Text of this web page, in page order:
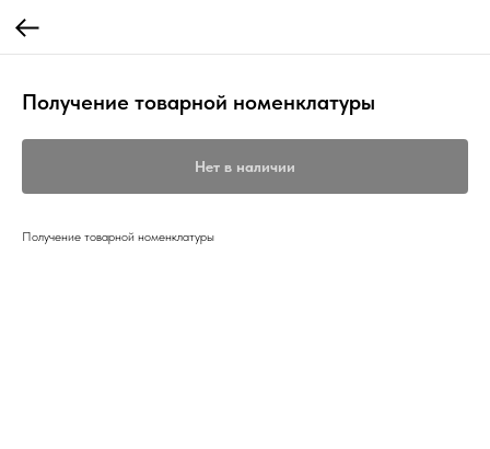
Получение товарной номенклатуры
Нет в наличии
Получение товарной номенклатуры